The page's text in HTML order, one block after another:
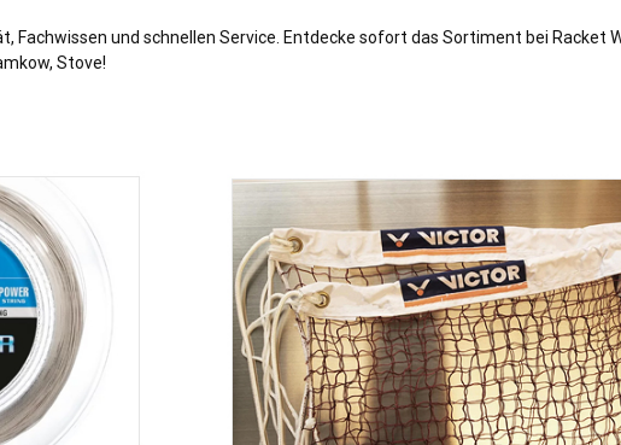
Fachwissen und schnellen Service. Entdecke sofort das Sortiment bei Racket
Stove!